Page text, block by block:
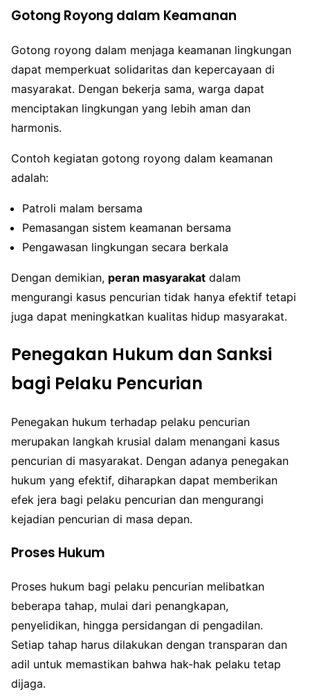
Gotong Royong dalam Keamanan
Gotong royong dalam menjaga keamanan lingkungan
dapat memperkuat solidaritas dan kepercayaan di
masyarakat. Dengan bekerja sama, warga dapat
menciptakan lingkungan yang lebih aman dan
harmonis.
Contoh kegiatan gotong royong dalam keamanan
adalah:
Patroli malam bersama
Pemasangan sistem keamanan bersama
Pengawasan lingkungan secara berkala
Dengan demikian, peran masyarakat dalam
mengurangi kasus pencurian tidak hanya efektif tetapi
juga dapat meningkatkan kualitas hidup masyarakat.
Penegakan Hukum dan Sanksi
bagi Pelaku Pencurian
Penegakan hukum terhadap pelaku pencurian
merupakan langkah krusial dalam menangani kasus
pencurian di masyarakat. Dengan adanya penegakan
hukum yang efektif, diharapkan dapat memberikan
efek jera bagi pelaku pencurian dan mengurangi
kejadian pencurian di masa depan.
Proses Hukum
Proses hukum bagi pelaku pencurian melibatkan
beberapa tahap, mulai dari penangkapan,
penyelidikan, hingga persidangan di pengadilan.
Setiap tahap harus dilakukan dengan transparan dan
adil untuk memastikan bahwa hak-hak pelaku tetap
dijaga.